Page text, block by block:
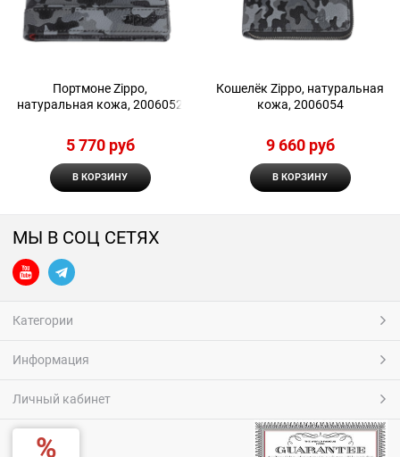
Портмоне Zippo,
натуральная кожа, 2006052
5 770 руб
В КОРЗИНУ
Кошелёк Zippo, натуральная
кожа, 2006054
9 660 руб
В КОРЗИНУ
МЫ В СОЦ СЕТЯХ
Категории
Информация
Личный кабинет